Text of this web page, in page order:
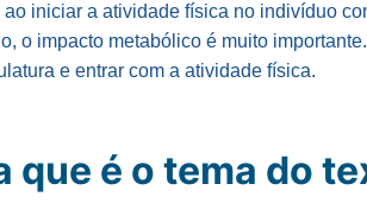
iniciar a atividade física no indivíduo
o impacto metabólico é muito
e entrar com a atividade física.
que é o tema do